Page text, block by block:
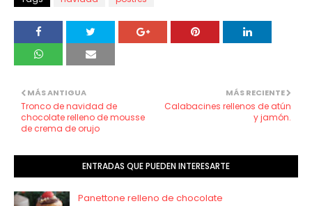
MÁS RECIENTE
Calabacines rellenos de atún
y jamón.
MÁS ANTIGUA
Tronco de navidad de
chocolate relleno de mousse
de crema de orujo
ENTRADAS QUE PUEDEN INTERESARTE
Panettone relleno de chocolate